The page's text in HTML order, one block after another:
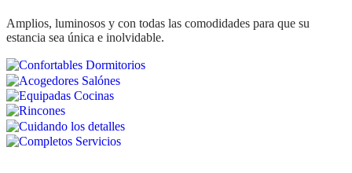
ambientes cálidos y
relajados
Amplios, luminosos y con todas las comodidades para que su
estancia sea única e inolvidable.